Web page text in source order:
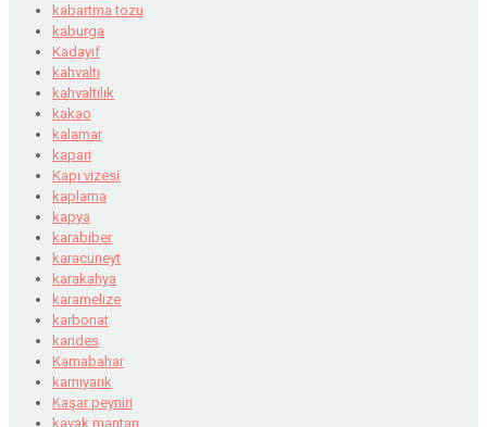
kabartma tozu
kaburga
Kadayıf
kahvaltı
kahvaltılık
kakao
kalamar
kapari
Kapı vizesi
kaplama
kapya
karabiber
karacuneyt
karakahya
karamelize
karbonat
karides
Karnabahar
karnıyarık
Kaşar peyniri
kavak mantarı